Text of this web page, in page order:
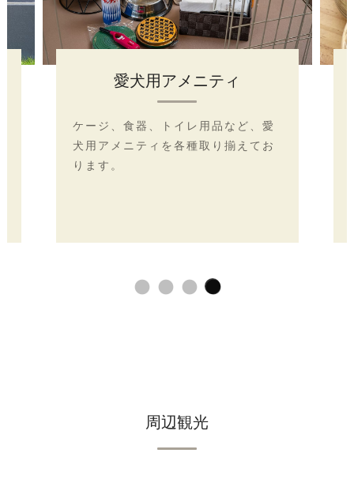
おやつマルシェ
管理棟に用意した“おやつマルシ
ェ”では、おやつの香りを確かめら
れるテスターコーナーもあり、わん
周辺観光